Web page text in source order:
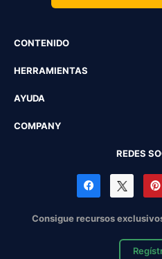
CONTENIDO
HERRAMIENTAS
AYUDA
COMPANY
REDES
Consigue recursos